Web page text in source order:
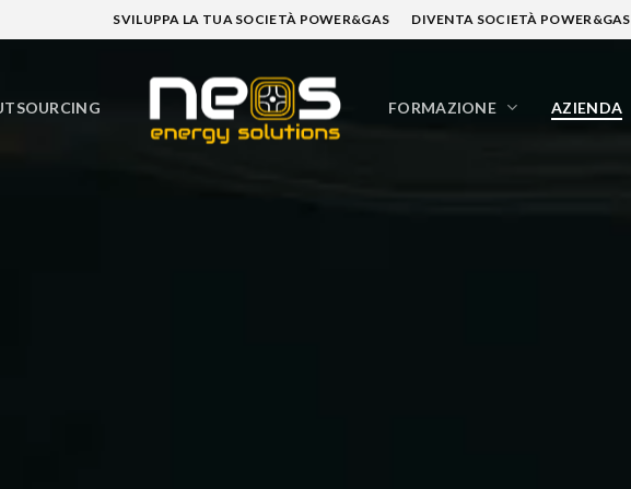
SVILUPPA LA TUA SOCIETÀ POWER&GAS DIVENTA SOCIETÀ POWER&GAS
FORMAZIONE AZIENDA